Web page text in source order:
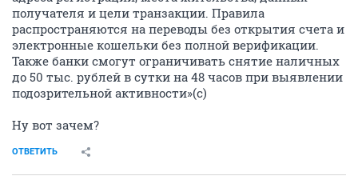
получателя и цели транзакции. Правила
распространяются на переводы без открытия счета и
электронные кошельки без полной верификации.
Также банки смогут ограничивать снятие наличных
до 50 тыс. рублей в сутки на 48 часов при выявлении
подозрительной активности»(с)
Ну вот зачем?
ОТВЕТИТЬ